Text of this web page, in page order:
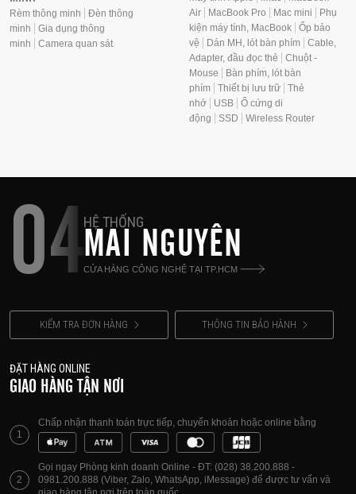
Rèm thông minh
Đèn thông
minh
Gia dụng thông
minh
Camera quan sát
Air
MacBook Pro Mac mini
Phụ
kiện máy tính, MacBook
Ốp bảo
vệ
Dán MH, lót bàn phím
Cable,
Adapter, đầu đọc thẻ
Chuột -
Mouse
Bàn phím, lót bàn
phím
Thiết bị lưu trữ
Thẻ
nhớ
USB
Ổ cứng di
động
SSD Wireless Router
04HỆ THỐNG
MAI NGUYÊN
CỬA HÀNG CÔNG NGHỆ TẠI TP.HCM
KIỂM TRA ĐƠN HÀNG THÔNG TIN BẢO HÀNH
ĐẶT HÀNG ONLINE
GIAO HÀNG TẬN NƠI
1
Chấp nhận thanh toán trực tiếp, chuyển khoản hoặc online bằng
2
Gọi ngay Phòng kinh doanh Online - ĐT: (028) 38.200.888 -
0981.200.888 (Viber, Zalo, WhatsApp, iMessage) để được tư vấn và